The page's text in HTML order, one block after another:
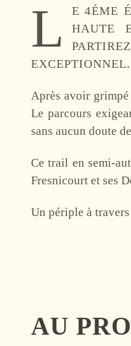
L
E 4ÉME
HAUTE
Après avoir grimpé
Le parcours
sans aucun doute
Ce trail en semi-
Fresnicourt et ses
Un périple à
AU